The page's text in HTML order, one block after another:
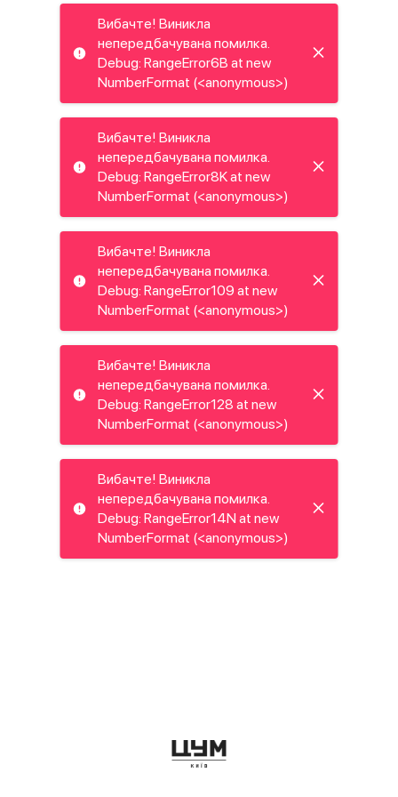
Вибачте! Виникла
непередбачувана помилка.
Debug: RangeError6B at new
NumberFormat (<anonymous>)
Вибачте! Виникла
непередбачувана помилка.
Debug: RangeError8K at new
NumberFormat (<anonymous>)
Вибачте! Виникла
непередбачувана помилка.
Debug: RangeError109 at new
NumberFormat (<anonymous>)
Вибачте! Виникла
непередбачувана помилка.
Debug: RangeError128 at new
NumberFormat (<anonymous>)
Вибачте! Виникла
непередбачувана помилка.
Debug: RangeError14N at new
NumberFormat (<anonymous>)